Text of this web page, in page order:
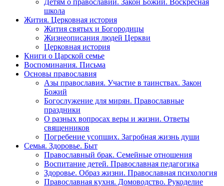
Детям о православии. Закон Божий. Воскресная
школа
Жития. Церковная история
Жития святых и Богородицы
Жизнеописания людей Церкви
Церковная история
Книги о Царской семье
Воспоминания. Письма
Основы православия
Азы православия. Участие в таинствах. Закон
Божий
Богослужение для мирян. Православные
праздники
О разных вопросах веры и жизни. Ответы
священников
Погребение усопших. Загробная жизнь души
Семья. Здоровье. Быт
Православный брак. Семейные отношения
Воспитание детей. Православная педагогика
Здоровье. Образ жизни. Православная психология
Православная кухня. Домоводство. Рукоделие